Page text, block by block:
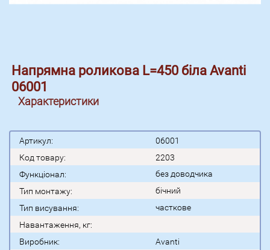
Напрямна роликова L=450 біла Avanti
06001
Характеристики
Артикул:
06001
Код товару:
2203
Функціонал:
без доводчика
Тип монтажу:
бічний
Тип висування:
часткове
Навантаження, кг:
Виробник:
Avanti